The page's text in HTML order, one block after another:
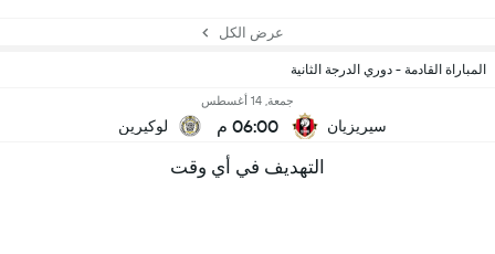
عرض الكل
المباراة القادمة - دوري الدرجة الثانية
سيريزيان
جمعة, 14 أغسطس
06:00 م لوكيرين
التهديف في أي وقت